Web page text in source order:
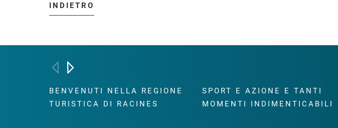
INDIETRO
BENVENUTI NELLA REGIONE
TURISTICA DI RACINES
SPORT E AZIONE E TANTI
MOMENTI INDIMENTICABILI